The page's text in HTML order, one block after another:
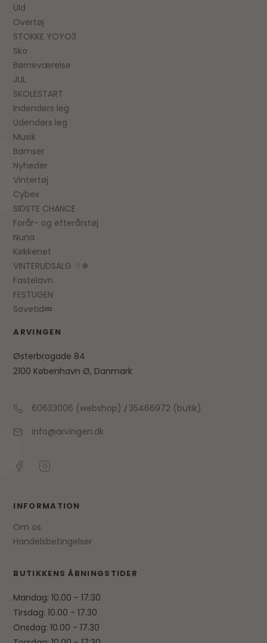
Uld
Overtøj
STOKKE YOYO3
Sko
Børneværelse
JUL
SKOLESTART
Indendørs leg
Udendørs leg
Musik
Bamser
Nyheder
Vintertøj
Cybex
SIDSTE CHANCE
Forår- og efterårstøj
Nuna
Køkkenet
VINTERUDSALG ☃❄
Fastelavn
FESTUGEN
Sovetid💤
ARVINGEN
Østerbrogade 84
2100 København Ø, Danmark
60633006 (webshop) / 35466972 (butik)
info@arvingen.dk
INFORMATION
Om os
Handelsbetingelser
BUTIKKENS ÅBNINGSTIDER
Mandag: 10.00 - 17:30
Tirsdag: 10.00 - 17.30
Onsdag: 10.00 - 17.30